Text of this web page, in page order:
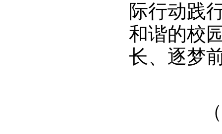
际行动践
和谐的校
长、逐梦